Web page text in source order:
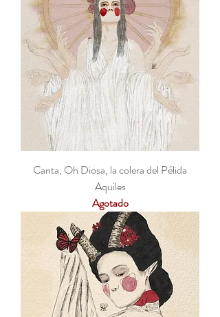
Canta, Oh Diosa, la colera del Pélida
Aquiles
Agotado